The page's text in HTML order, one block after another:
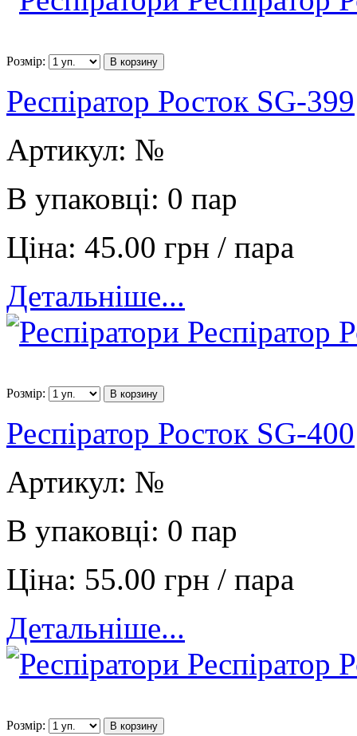
Розмір: В корзину
Респіратор Росток SG-399
Артикул: №
В упаковці: 0 пар
Ціна: 45.00 грн / пара
Детальніше...
Розмір: В корзину
Респіратор Росток SG-400
Артикул: №
В упаковці: 0 пар
Ціна: 55.00 грн / пара
Детальніше...
Розмір: В корзину